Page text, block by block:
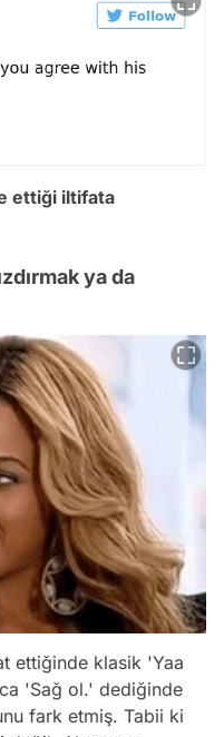
ettiği iltifata
ya da
ettiğinde klasik 'Yaa
'Sağ ol.' dediğinde
fark etmiş. Tabii ki